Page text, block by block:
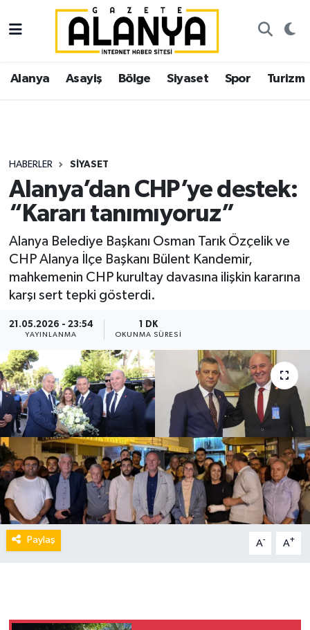
Alanya Asayiş Bölge Siyaset Spor Turizm
HABERLER SIYASET
Alanya’dan CHP’ye destek:
“Kararı tanımıyoruz”
Alanya Belediye Başkanı Osman Tarık Özçelik ve
CHP Alanya İlçe Başkanı Bülent Kandemir,
mahkemenin CHP kurultay davasına ilişkin kararına
karşı sert tepki gösterdi.
21.05.2026 - 23:54
YAYINLANMA
1 DK
OKUNMA SÜRESI
Paylaş A- A+
Alanya
Asayiş
Siyaset
Spor
Ekonomi
Gazipaşa
İstanbul Nöbetçi Eczaneler
İstanbul Hava Durumu
Süper Lig Puan Durumu ve Fikstür
Tüm Manşetler
Haber Arşivi